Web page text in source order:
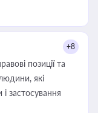
+8
позиції та
які
застосування